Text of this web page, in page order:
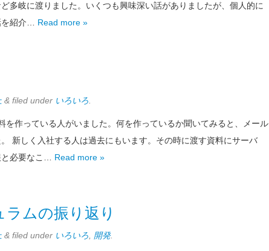
多岐に渡りました。いくつも興味深い話がありましたが、個人的に
を紹介… Read more »
& filed under いろいろ
を作っている人がいました。何を作っているか聞いてみると、メール
新しく入社する人は過去にもいます。その時に渡す資料にサーバ
必要なこ… Read more »
ムの振り返り
& filed under いろいろ 開発.